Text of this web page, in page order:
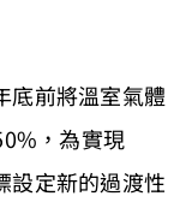
底前將溫室氣體
，為實現
設定新的過渡性